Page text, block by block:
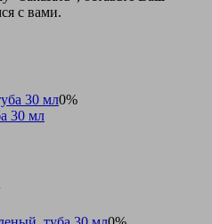
с вами.
0%
30 мл